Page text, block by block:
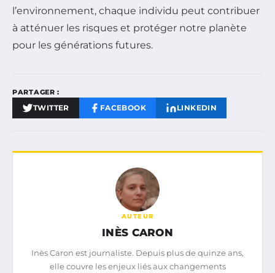
l’environnement, chaque individu peut contribuer
à atténuer les risques et protéger notre planète
pour les générations futures.
PARTAGER :
TWITTER FACEBOOK LINKEDIN
AUTEUR
INÈS CARON
Inès Caron est journaliste. Depuis plus de quinze ans,
elle couvre les enjeux liés aux changements